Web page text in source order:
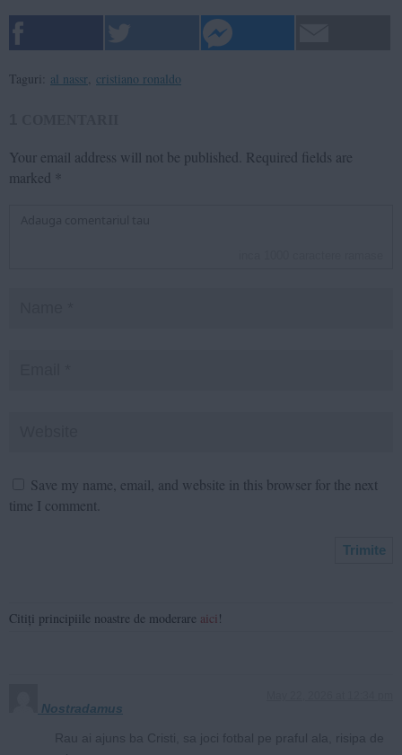
Taguri: al nassr cristiano ronaldo
Your email address will not be published. Required fields are
marked *
Save my name, email, and website in this browser for the next
time I comment.
Citiți principiile noastre de moderare aici !
Nostradamus